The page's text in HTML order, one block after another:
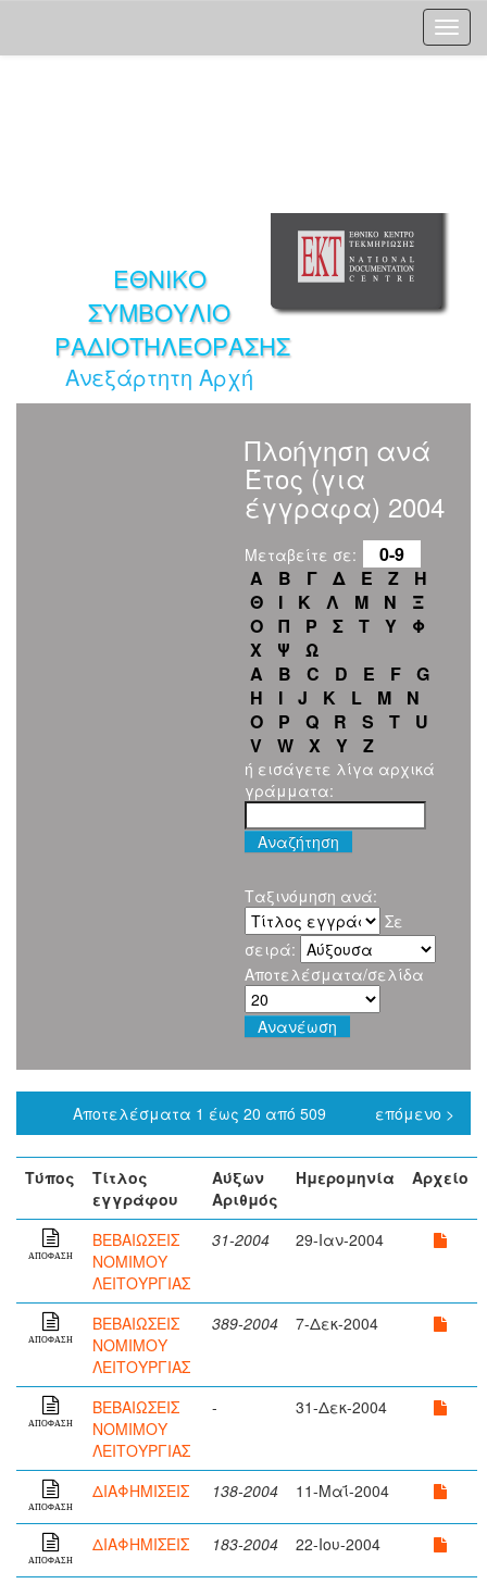
ΕΘΝΙΚΟ
ΣΥΜΒΟΥΛΙΟ
ΡΑΔΙΟΤΗΛΕΟΡΑΣΗΣ
Ανεξάρτητη Αρχή
Πλοήγηση ανά
Έτος (για
έγγραφα) 2004
Μεταβείτε σε:
0-9
Α
Β Γ Δ Ε Ζ
Η
Θ
Ι Κ Λ Μ Ν
Ξ
Ο
Π Ρ Σ Τ Υ
Φ
Χ
Ψ
Ω
A
B C D E F
G
H
I J K L M
N
O
P Q R S T
U
V
W X Y Z
ή εισάγετε λίγα αρχικά
γράμματα:
Ταξινόμηση ανά:
Σε
σειρά:
Αποτελέσματα/σελίδα
Αποτελέσματα 1 έως 20 από 509 επόμενο >
Τύπος
Τίτλος
εγγράφου
Αύξων
Αριθμός
Ημερομηνία Αρχείο
ΑΠΟΦΑΣΗ
ΒΕΒΑΙΩΣΕΙΣ
ΝΟΜΙΜΟΥ
ΛΕΙΤΟΥΡΓΙΑΣ
31-2004 29-Ιαν-2004
ΑΠΟΦΑΣΗ
ΒΕΒΑΙΩΣΕΙΣ
ΝΟΜΙΜΟΥ
ΛΕΙΤΟΥΡΓΙΑΣ
389-2004 7-Δεκ-2004
ΑΠΟΦΑΣΗ
ΒΕΒΑΙΩΣΕΙΣ
ΝΟΜΙΜΟΥ
ΛΕΙΤΟΥΡΓΙΑΣ
- 31-Δεκ-2004
ΑΠΟΦΑΣΗ
ΔΙΑΦΗΜΙΣΕΙΣ 138-2004 11-Μαΐ-2004
ΑΠΟΦΑΣΗ
ΔΙΑΦΗΜΙΣΕΙΣ 183-2004 22-Ιου-2004